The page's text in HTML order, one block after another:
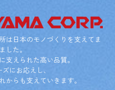
は日本のモノづくりを支えてま
した。
支えられた高い品質。
にお応えし、
からも支えていきます。